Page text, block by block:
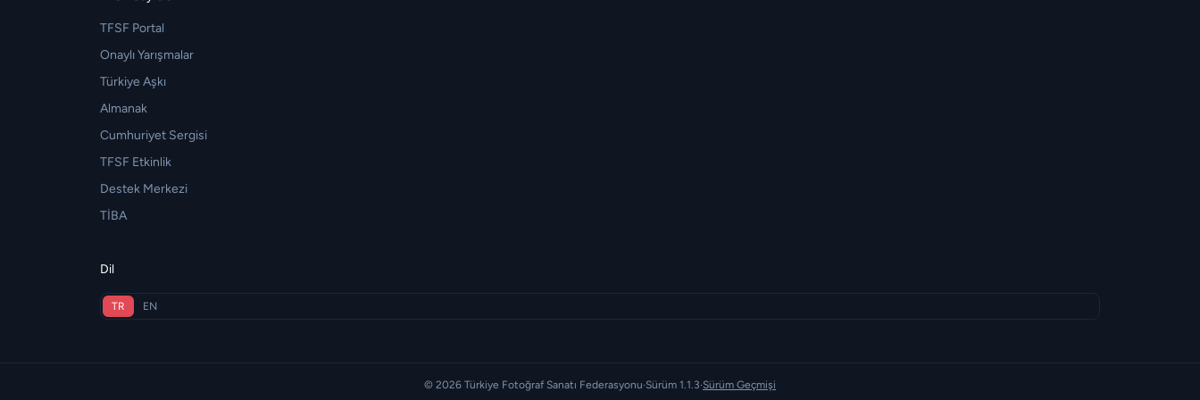
TFSF Portal
Onaylı Yarışmalar
Türkiye Aşkı
Almanak
Cumhuriyet Sergisi
TFSF Etkinlik
Destek Merkezi
TİBA
Dil
TR EN
© 2026 Türkiye Fotoğraf Sanatı Federasyonu·Sürüm 1.1.3·Sürüm Geçmişi